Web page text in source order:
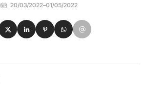
20/03/2022–01/05/2022
su Facebook
su X
Condividi su LinkedIn
Condividi su Pinterest
Condividi su WhatsApp
Condividi su Email